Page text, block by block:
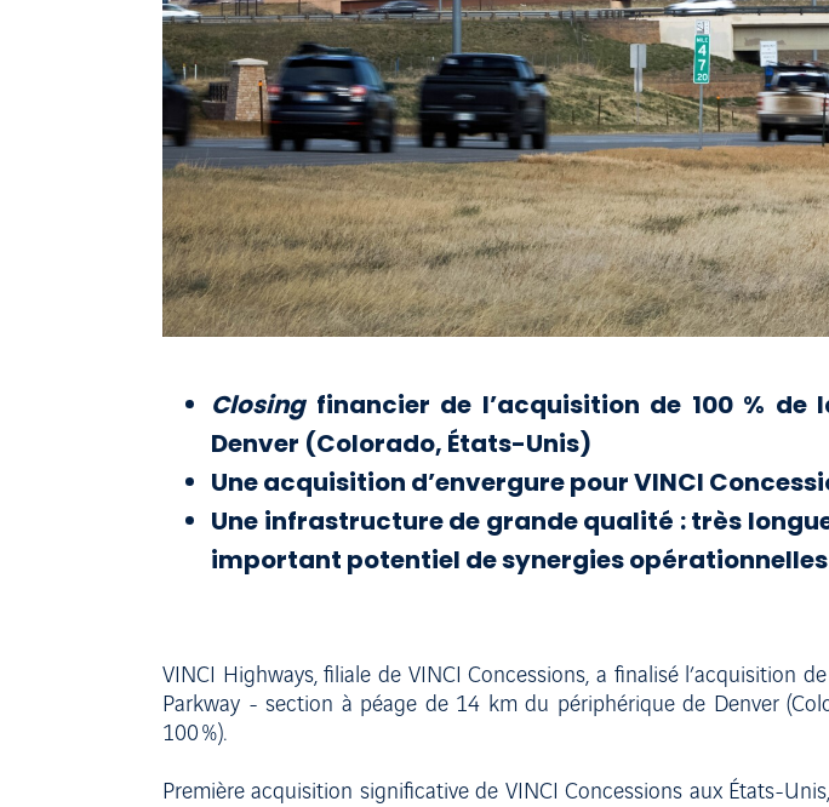
Closingfinancier de l’acquisition de 100 % de
Denver (Colorado, États-Unis)
Une acquisition d’envergure pour VINCI
Une infrastructure de grande qualité : très
important potentiel de synergies opérationnelles
VINCI Highways, filiale de VINCI Concessions, a finalisé l’acquisition
Parkway - section à péage de 14 km du périphérique de Denver
100 %).
Première acquisition significative de VINCI Concessions aux États-